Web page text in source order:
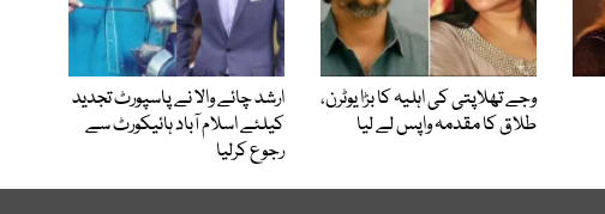
وجے تھلاپتی کی اہلیہ کا بڑا یوٹرن،
طلاق کا مقدمہ واپس لے لیا
ارشد چائے والا نے پاسپورٹ تجدید
کیلئے اسلام آباد ہائیکورٹ سے
رجوع کرلیا